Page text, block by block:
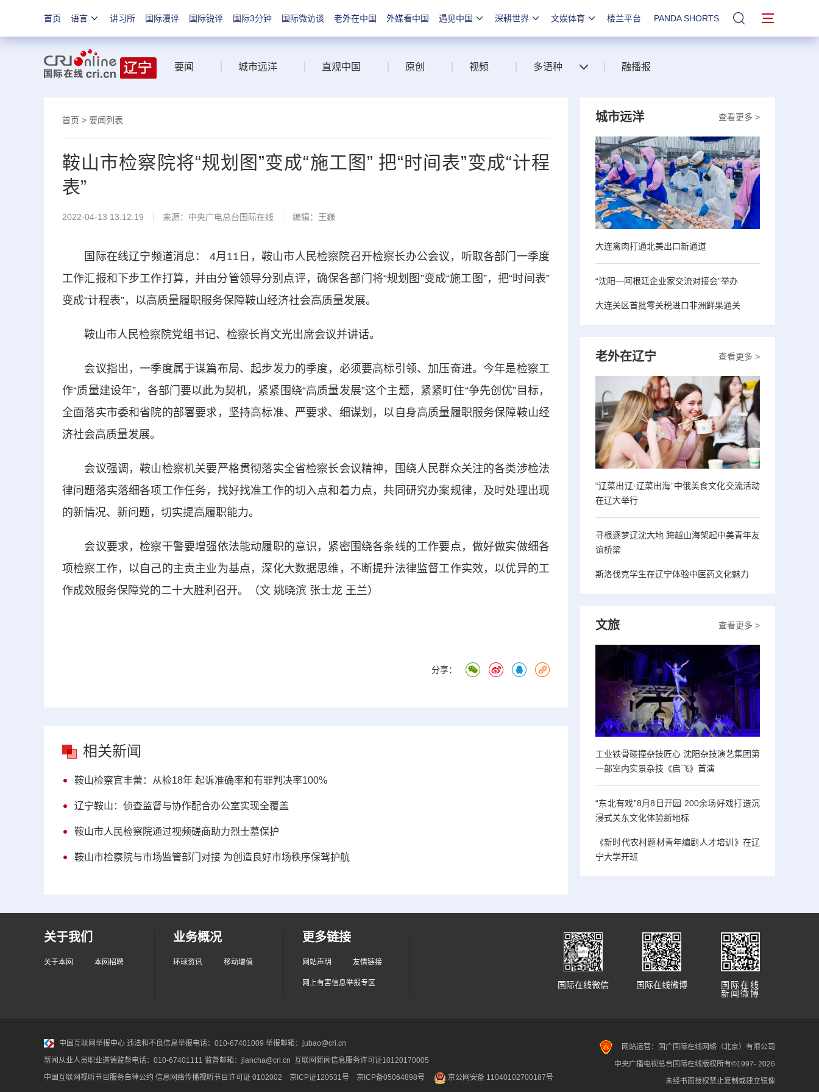
首页 语言 讲习所 国际漫评 国际锐评 国际3分钟 国际微访谈 老外在中国 外媒看中国 遇见中国 深耕世界 文娱体育 楼兰平台 PANDA SHORTS 站内搜索
要闻 城市远洋 直观中国 原创 视频 多语种 融播报
首页 > 要闻列表
鞍山市检察院将“规划图”变成“施工图” 把“时间表”变成“计程
表”
2022-04-13 13:12:19 来源：中央广电总台国际在线 编辑：王巍
国际在线辽宁频道消息： 4月11日，鞍山市人民检察院召开检察长办公会议，听取各部门一季度
工作汇报和下步工作打算，并由分管领导分别点评，确保各部门将“规划图”变成“施工图”，把“时间表”
变成“计程表”，以高质量履职服务保障鞍山经济社会高质量发展。
鞍山市人民检察院党组书记、检察长肖文光出席会议并讲话。
会议指出，一季度属于谋篇布局、起步发力的季度，必须要高标引领、加压奋进。今年是检察工
作“质量建设年”，各部门要以此为契机，紧紧围绕“高质量发展”这个主题，紧紧盯住“争先创优”目标，
全面落实市委和省院的部署要求，坚持高标准、严要求、细谋划，以自身高质量履职服务保障鞍山经
济社会高质量发展。
会议强调，鞍山检察机关要严格贯彻落实全省检察长会议精神，围绕人民群众关注的各类涉检法
律问题落实落细各项工作任务，找好找准工作的切入点和着力点，共同研究办案规律，及时处理出现
的新情况、新问题，切实提高履职能力。
会议要求，检察干警要增强依法能动履职的意识，紧密围绕各条线的工作要点，做好做实做细各
项检察工作，以自己的主责主业为基点，深化大数据思维，不断提升法律监督工作实效，以优异的工
作成效服务保障党的二十大胜利召开。（文 姚晓滨 张士龙 王兰）
分享：
相关新闻
鞍山检察官丰蕾：从检18年 起诉准确率和有罪判决率100%
辽宁鞍山：侦查监督与协作配合办公室实现全覆盖
鞍山市人民检察院通过视频磋商助力烈士墓保护
鞍山市检察院与市场监管部门对接 为创造良好市场秩序保驾护航
查看更多 >
城市远洋
大连禽肉打通北美出口新通道
“沈阳—阿根廷企业家交流对接会”举办
大连关区首批零关税进口非洲鲜果通关
查看更多 >
老外在辽宁
“辽菜出辽·辽菜出海”中俄美食文化交流活动
在辽大举行
寻根逐梦辽沈大地 跨越山海架起中美青年友
谊桥梁
斯洛伐克学生在辽宁体验中医药文化魅力
查看更多 >
文旅
工业铁骨碰撞杂技匠心 沈阳杂技演艺集团第
一部室内实景杂技《启飞》首演
“东北有戏”8月8日开园 200余场好戏打造沉
浸式关东文化体验新地标
《新时代农村题材青年编剧人才培训》在辽
宁大学开班
关于我们
关于本网 本网招聘
业务概况
环球资讯 移动增值
更多链接
网站声明 友情链接
网上有害信息举报专区
国际在线
新闻微博
国际在线微博
国际在线微信
中国互联网举报中心 违法和不良信息举报电话：010-67401009 举报邮箱：jubao@cri.cn
新闻从业人员职业道德监督电话：010-67401111 监督邮箱：jiancha@cri.cn 互联网新闻信息服务许可证10120170005
中国互联网视听节目服务自律公约 信息网络传播视听节目许可证 0102002 京ICP证120531号 京ICP备05064898号 京公网安备 11040102700187号
网站运营：国广国际在线网络（北京）有限公司
中央广播电视总台国际在线版权所有©1997- 2026
未经书面授权禁止复制或建立镜像